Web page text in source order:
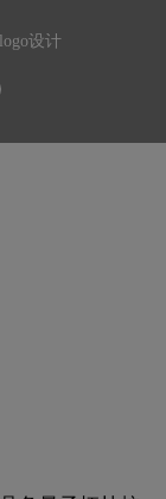
设计